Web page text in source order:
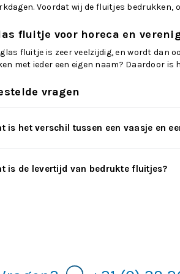
Voordat wij de fluitjes
fluitje voor horeca en
fluitje is zeer veelzijdig, en wordt dan
met ieder een eigen naam? Daardoor
vragen
is het verschil tussen een vaasje en
is de levertijd van bedrukte fluitjes?